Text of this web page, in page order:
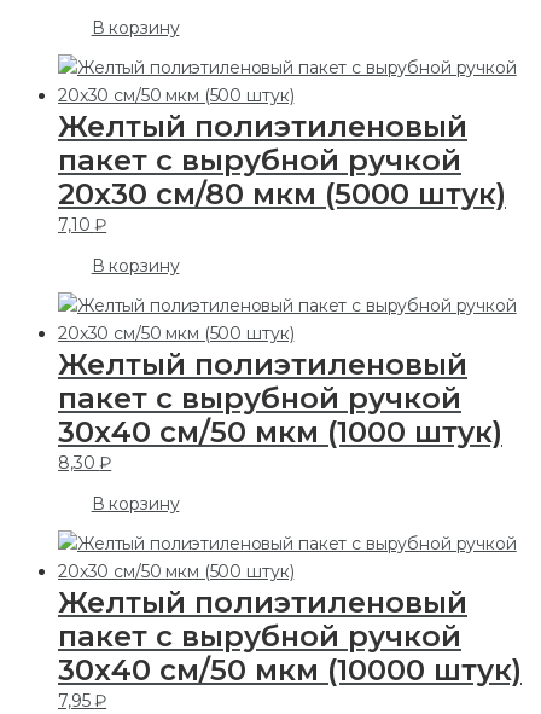
В корзину
Желтый полиэтиленовый
пакет с вырубной ручкой
20х30 см/80 мкм (5000 штук)
7,10₽
В корзину
Желтый полиэтиленовый
пакет с вырубной ручкой
30х40 см/50 мкм (1000 штук)
8,30₽
В корзину
Желтый полиэтиленовый
пакет с вырубной ручкой
30х40 см/50 мкм (10000 штук)
7,95₽